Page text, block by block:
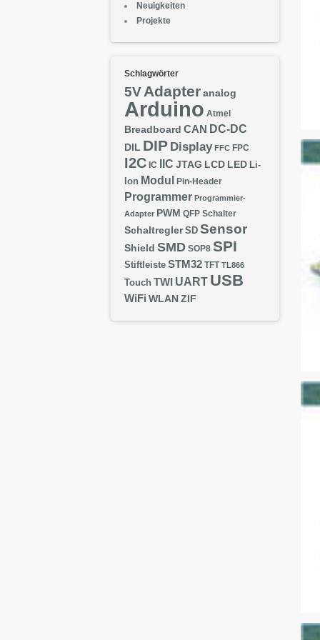
Neuigkeiten
Projekte
Schlagwörter
5VAdapter analog
Arduino Atmel
Breadboard CAN DC-DC
DIL DIP Display FFC FPC
I2C IC IIC JTAG LCD LED Li-
Ion Modul Pin-Header
Programmer Programmier-
Adapter PWM QFP Schalter
Schaltregler SD Sensor
Shield SMD SOP8 SPI
Stiftleiste STM32 TFT TL866
Touch TWI UART USB
WiFi WLAN ZIF